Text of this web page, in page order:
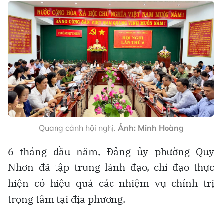
Quang cảnh hội nghị. Ảnh: Minh Hoàng
6 tháng đầu năm, Đảng ủy phường Quy
Nhơn đã tập trung lãnh đạo, chỉ đạo thực
hiện có hiệu quả các nhiệm vụ chính trị
trọng tâm tại địa phương.